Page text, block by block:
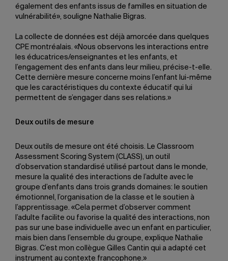
également des enfants issus de familles en situation de
vulnérabilité», souligne Nathalie Bigras.
La collecte de données est déjà amorcée dans quelques
CPE montréalais. «Nous observons les interactions entre
les éducatrices/enseignantes et les enfants, et
l’engagement des enfants dans leur milieu, précise-t-elle.
Cette dernière mesure concerne moins l’enfant lui-même
que les caractéristiques du contexte éducatif qui lui
permettent de s’engager dans ses relations.»
Deux outils de mesure
Deux outils de mesure ont été choisis. Le Classroom
Assessment Scoring System (CLASS), un outil
d’observation standardisé utilisé partout dans le monde,
mesure la qualité des interactions de l’adulte avec le
groupe d’enfants dans trois grands domaines: le soutien
émotionnel, l’organisation de la classe et le soutien à
l’apprentissage. «Cela permet d’observer comment
l’adulte facilite ou favorise la qualité des interactions, non
pas sur une base individuelle avec un enfant en particulier,
mais bien dans l’ensemble du groupe, explique Nathalie
Bigras. C’est mon collègue Gilles Cantin qui a adapté cet
instrument au contexte francophone.»